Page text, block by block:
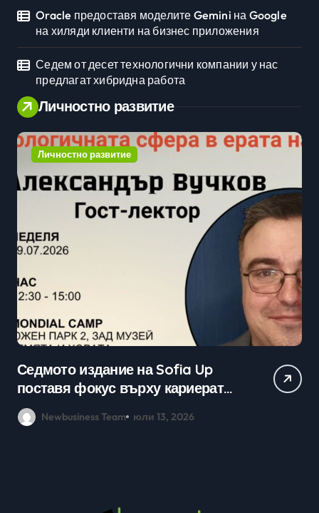
Oracle предоставя моделите Gemini на Google
на хиляди клиенти на бизнес приложения
Седем от десет технологични компании у нас
предлагат хибридна работа
Личностно развитие
Личностно развитие
Седмото издание на Sofia Up
поставя фокус върху кариерата
в технологичния сектор и
възможностите в ерата на AI
Newbusiness Team юли 13, 2026